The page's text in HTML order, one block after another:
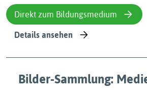
Direkt zum Bildungsmedium
Details ansehen
Bilder-Sammlung: